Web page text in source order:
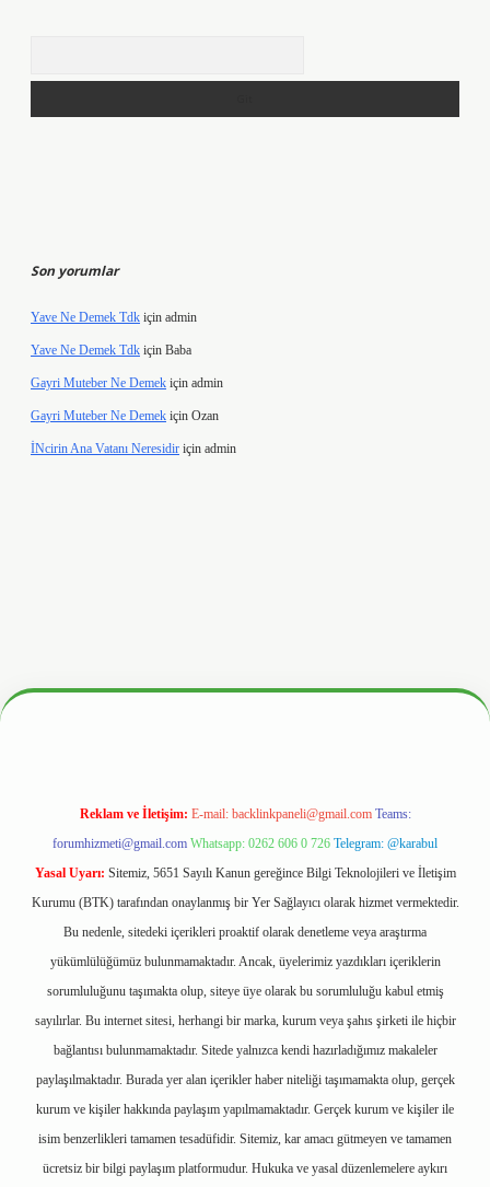
Son yorumlar
Yave Ne Demek Tdk için admin
Yave Ne Demek Tdk için Baba
Gayri Muteber Ne Demek için admin
Gayri Muteber Ne Demek için Ozan
İNcirin Ana Vatanı Neresidir için admin
Reklam ve İletişim: E-mail: backlinkpaneli@gmail.com Teams:
forumhizmeti@gmail.com Whatsapp: 0262 606 0 726 Telegram: @karabul
Yasal Uyarı: Sitemiz, 5651 Sayılı Kanun gereğince Bilgi Teknolojileri ve İletişim
Kurumu (BTK) tarafından onaylanmış bir Yer Sağlayıcı olarak hizmet vermektedir.
Bu nedenle, sitedeki içerikleri proaktif olarak denetleme veya araştırma
yükümlülüğümüz bulunmamaktadır. Ancak, üyelerimiz yazdıkları içeriklerin
sorumluluğunu taşımakta olup, siteye üye olarak bu sorumluluğu kabul etmiş
sayılırlar. Bu internet sitesi, herhangi bir marka, kurum veya şahıs şirketi ile hiçbir
bağlantısı bulunmamaktadır. Sitede yalnızca kendi hazırladığımız makaleler
paylaşılmaktadır. Burada yer alan içerikler haber niteliği taşımamakta olup, gerçek
kurum ve kişiler hakkında paylaşım yapılmamaktadır. Gerçek kurum ve kişiler ile
isim benzerlikleri tamamen tesadüfidir. Sitemiz, kar amacı gütmeyen ve tamamen
ücretsiz bir bilgi paylaşım platformudur. Hukuka ve yasal düzenlemelere aykırı